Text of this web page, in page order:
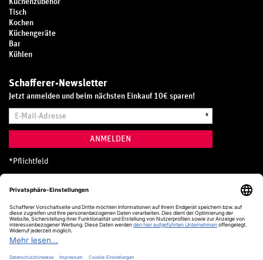
Küchenzubehör
Tisch
Kochen
Küchengeräte
Bar
Kühlen
Schafferer-Newsletter
Jetzt anmelden und beim nächsten Einkauf 10€ sparen!
Mail-
*
ANMELDEN
* Pflichtfeld
Hotline
0800 20 70 300 (D)
Kostenlos aus dem deutschen Festnetz
24 Stunden / 365 Tage im Jahr